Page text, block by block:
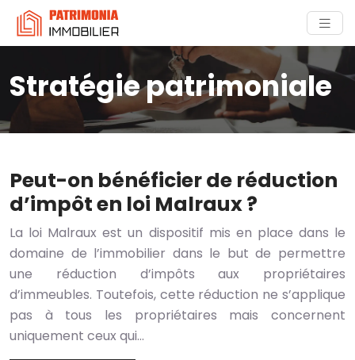
Stratégie patrimoniale
Peut-on bénéficier de réduction
d’impôt en loi Malraux ?
La loi Malraux est un dispositif mis en place dans le
domaine de l’immobilier dans le but de permettre
une réduction d’impôts aux propriétaires
d’immeubles. Toutefois, cette réduction ne s’applique
pas à tous les propriétaires mais concernent
uniquement ceux qui…